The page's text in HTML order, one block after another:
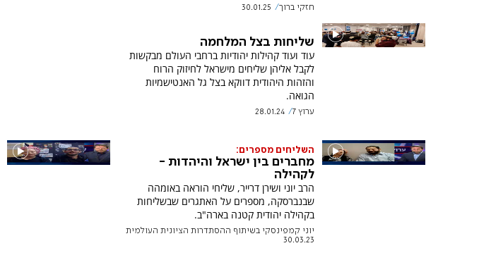
חזקי ברוך 30.01.25
שליחות בצל המלחמה
עוד ועוד קהילות יהודיות ברחבי העולם מבקשות
לקבל אליהן שליחים מישראל לחיזוק הרוח
והזהות היהודית דווקא בצל גל האנטישמיות
הגואה.
ערוץ 7 28.01.24
השליחים מספרים:
מחברים בין ישראל והיהדות -
לקהילה
הרב יוני ושירן דרייר, שליחי הוראה באומהה
שבנברסקה, מספרים על האתגרים שבשליחות
בקהילה יהודית קטנה בארה"ב.
יוני קמפינסקי בשיתוף ההסתדרות הציונית העולמית
30.03.23